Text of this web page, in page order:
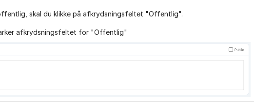
skal du klikke på afkrydsningsfeltet "Offentlig".
afkrydsningsfeltet for "Offentlig"